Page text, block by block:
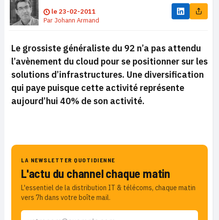
le 23-02-2011
Par Johann Armand
Le grossiste généraliste du 92 n’a pas attendu
l’avènement du cloud pour se positionner sur les
solutions d’infrastructures. Une diversification
qui paye puisque cette activité représente
aujourd’hui 40% de son activité.
LA NEWSLETTER QUOTIDIENNE
L'actu du channel chaque matin
L'essentiel de la distribution IT & télécoms, chaque matin
vers 7h dans votre boîte mail.